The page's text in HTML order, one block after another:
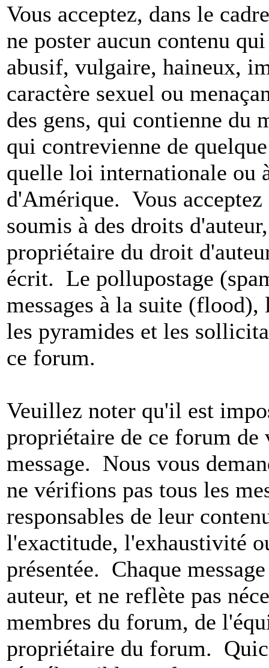
Vous acceptez, dans le
ne poster aucun contenu
abusif, vulgaire, haineux,
caractère sexuel ou
des gens, qui contienne du
qui contrevienne de
quelle loi internationale ou
d'Amérique. Vous
soumis à des droits
propriétaire du droit
écrit. Le pollupostage
messages à la suite
les pyramides et les
ce forum.
Veuillez noter qu'il est
propriétaire de ce forum
message. Nous vous
ne vérifions pas tous les
responsables de leur
l'exactitude, l'exhaustivité
présentée. Chaque
auteur, et ne reflète pas
membres du forum, de
propriétaire du forum.